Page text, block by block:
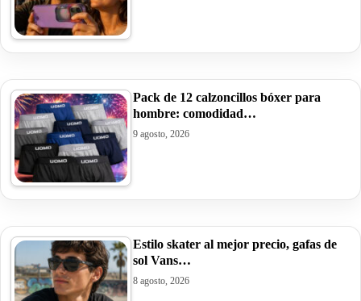
Pack de 12 calzoncillos bóxer para
hombre: comodidad…
9 agosto, 2026
Estilo skater al mejor precio, gafas de
sol Vans…
8 agosto, 2026